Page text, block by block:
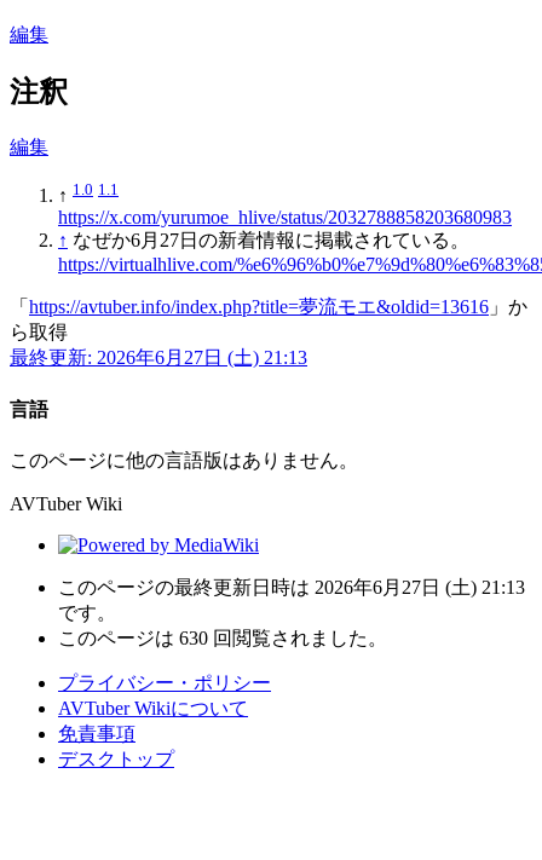
編集
注釈
編集
↑ 1.0 1.1
https://x.com/yurumoe_hlive/status/2032788858203680983
↑ なぜか6月27日の新着情報に掲載されている。
https://virtualhlive.com/
「 https://avtuber.info/index.php?title=夢流モエ&oldid=13616 」か
ら取得
最終更新: 2026年6月27日 (土) 21:13
言語
このページに他の言語版はありません。
AVTuber Wiki
このページの最終更新日時は 2026年6月27日 (土) 21:13
です。
このページは 630 回閲覧されました。
プライバシー・ポリシー
AVTuber Wikiについて
免責事項
デスクトップ